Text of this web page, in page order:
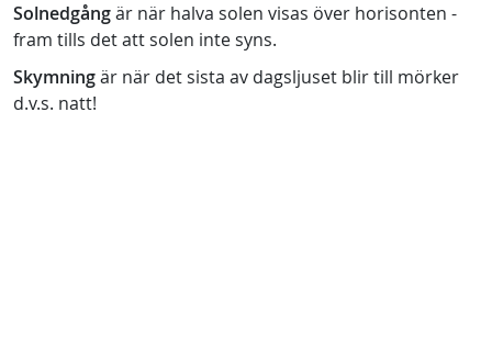
Solnedgångär när halva solen visas över horisonten -
fram tills det att solen inte syns.
Skymningär när det sista av dagsljuset blir till mörker
d.v.s. natt!